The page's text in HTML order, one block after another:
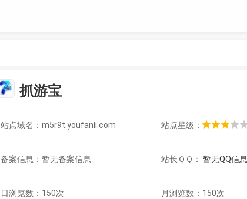
抓游宝
站点域名：m5r9t.youfanli.com 站点星级：
备案信息： 暂无备案信息 站长ＱＱ：暂无QQ信息
日浏览数：150次 月浏览数：150次